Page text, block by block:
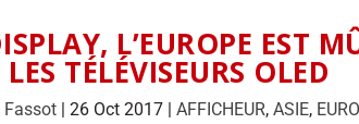
L’EUROPE EST
LES TÉLÉVISEURS OLED
Fassot| 26 Oct 2017| AFFICHEUR, ASIE,